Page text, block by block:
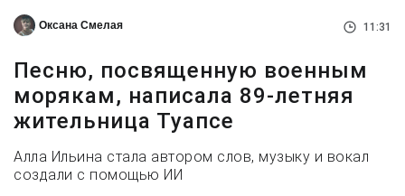
Оксана Смелая 11:31
Песню, посвященную военным
морякам, написала 89-летняя
жительница Туапсе
Алла Ильина стала автором слов, музыку и вокал
создали с помощью ИИ